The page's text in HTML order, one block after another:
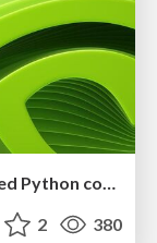
Getting science done with accelerated Python computing platforms
2 380